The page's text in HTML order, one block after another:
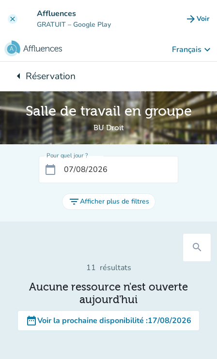
clear Affluences
GRATUIT – Google Play arrow_forward Voir
Français keyboard_arrow_down
arrow_leftRetour à :
Réservation
Salle de travail en groupe
BU Droit
Pour quel jour ?
calendar_today
filter_listAfficher plus de filtres
search
11 résultats
Aucune ressource n'est ouverte
aujourd'hui
date_rangeVoir la prochaine disponibilité :17/08/2026